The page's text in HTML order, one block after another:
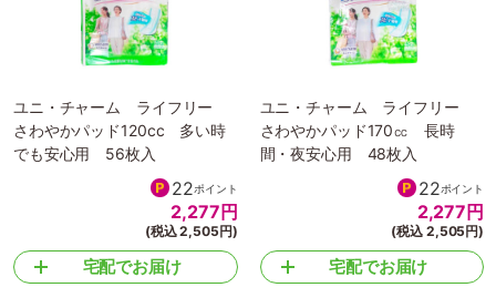
ユニ・チャーム ライフリー
さわやかパッド120cc 多い時
でも安心用 56枚入
22ポイント
2,277 円
(税込 2,505円)
宅配でお届け
ユニ・チャーム ライフリー
さわやかパッド170㏄ 長時
間・夜安心用 48枚入
22ポイント
2,277 円
(税込 2,505円)
宅配でお届け